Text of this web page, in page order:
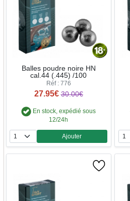
Balles poudre noire HN
cal.44 (.445) /100
Réf : 776
27.95€ 30.00€
En stock, expédié sous
12/24h
Quantité
Ajouter